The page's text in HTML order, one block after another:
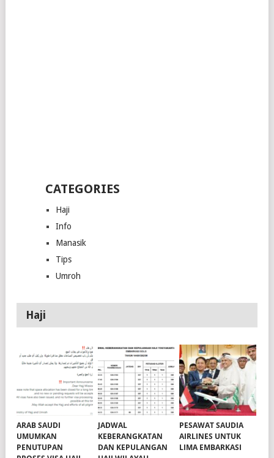
CATEGORIES
Haji
Info
Manasik
Tips
Umroh
Haji
ARAB SAUDI
UMUMKAN
PENUTUPAN
JADWAL
KEBERANGKATAN
DAN KEPULANGAN
PESAWAT SAUDIA
AIRLINES UNTUK
LIMA EMBARKASI